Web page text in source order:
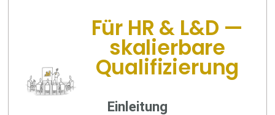
Für HR & L&D —
skalierbare
Qualifizierung
Einleitung